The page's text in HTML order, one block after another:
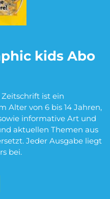
Kochbox Abo
kids Abo
ist ein
Alter von 6 bis 14 Jahren,
informative Art und
aktuellen Themen aus
Jeder Ausgabe liegt
bei.